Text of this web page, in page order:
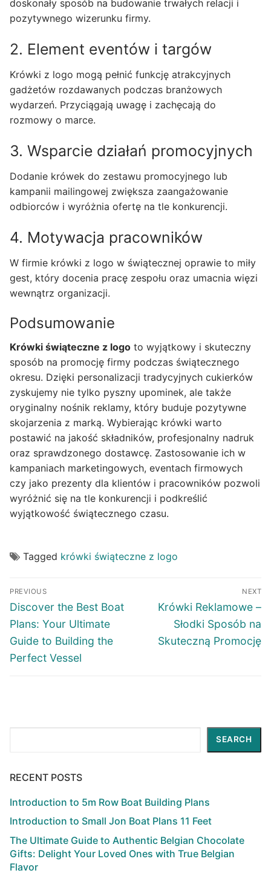
doskonały sposób na budowanie trwałych relacji i
pozytywnego wizerunku firmy.
2. Element eventów i targów
Krówki z logo mogą pełnić funkcję atrakcyjnych
gadżetów rozdawanych podczas branżowych
wydarzeń. Przyciągają uwagę i zachęcają do
rozmowy o marce.
3. Wsparcie działań promocyjnych
Dodanie krówek do zestawu promocyjnego lub
kampanii mailingowej zwiększa zaangażowanie
odbiorców i wyróżnia ofertę na tle konkurencji.
4. Motywacja pracowników
W firmie krówki z logo w świątecznej oprawie to miły
gest, który docenia pracę zespołu oraz umacnia więzi
wewnątrz organizacji.
Podsumowanie
Krówki świąteczne z logo to wyjątkowy i skuteczny
sposób na promocję firmy podczas świątecznego
okresu. Dzięki personalizacji tradycyjnych cukierków
zyskujemy nie tylko pyszny upominek, ale także
oryginalny nośnik reklamy, który buduje pozytywne
skojarzenia z marką. Wybierając krówki warto
postawić na jakość składników, profesjonalny nadruk
oraz sprawdzonego dostawcę. Zastosowanie ich w
kampaniach marketingowych, eventach firmowych
czy jako prezenty dla klientów i pracowników pozwoli
wyróżnić się na tle konkurencji i podkreślić
wyjątkowość świątecznego czasu.
Tagged krówki świąteczne z logo
Post
navigation
PREVIOUS
Previous
post:
Discover the Best Boat
Plans: Your Ultimate
Guide to Building the
Perfect Vessel
NEXT
Next
post:
Krówki Reklamowe –
Słodki Sposób na
Skuteczną Promocję
SEARCH
RECENT POSTS
Introduction to 5m Row Boat Building Plans
Introduction to Small Jon Boat Plans 11 Feet
The Ultimate Guide to Authentic Belgian Chocolate
Gifts: Delight Your Loved Ones with True Belgian
Flavor